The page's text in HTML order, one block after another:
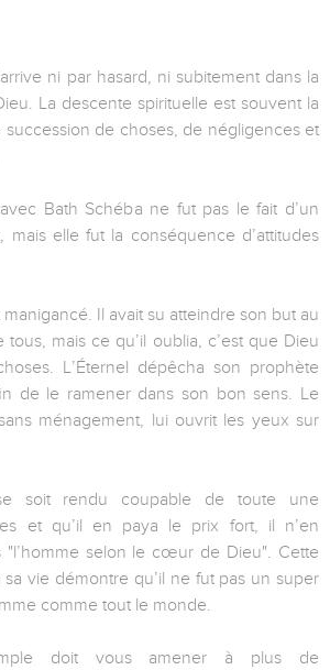
ni par hasard, ni subitement dans la
La descente spirituelle est souvent la
succession de choses, de négligences et
Bath Schéba ne fut pas le fait d’un
mais elle fut la conséquence d’attitudes
Il avait su atteindre son but au
mais ce qu’il oublia, c’est que Dieu
L’Éternel dépêcha son prophète
de le ramener dans son bon sens. Le
ménagement, lui ouvrit les yeux sur
soit rendu coupable de toute une
et qu’il en paya le prix fort, il n’en
"l’homme selon le cœur de Dieu". Cette
vie démontre qu’il ne fut pas un super
comme tout le monde.
doit vous amener à plus de